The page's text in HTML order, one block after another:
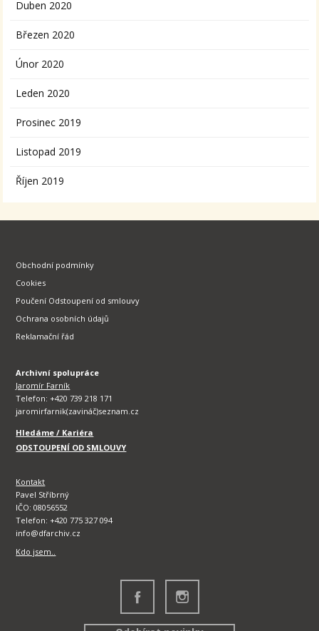
Duben 2020
Březen 2020
Únor 2020
Leden 2020
Prosinec 2019
Listopad 2019
Říjen 2019
Obchodní podmínky
Cookies
Poučení Odstoupení od smlouvy
Ochrana osobních údajů
Reklamační řád
Archivní spolupráce
Jaromír Farník
Telefon: +420 739 218 171
jaromirfarnik(zavináč)seznam.cz
Hledáme / Kariéra
ODSTOUPENÍ OD SMLOUVY
Kontakt
Pavel Stříbrný
IČO: 08056552
Telefon: +420 775 327 094
info@dfarchiv.cz
Kdo jsem..